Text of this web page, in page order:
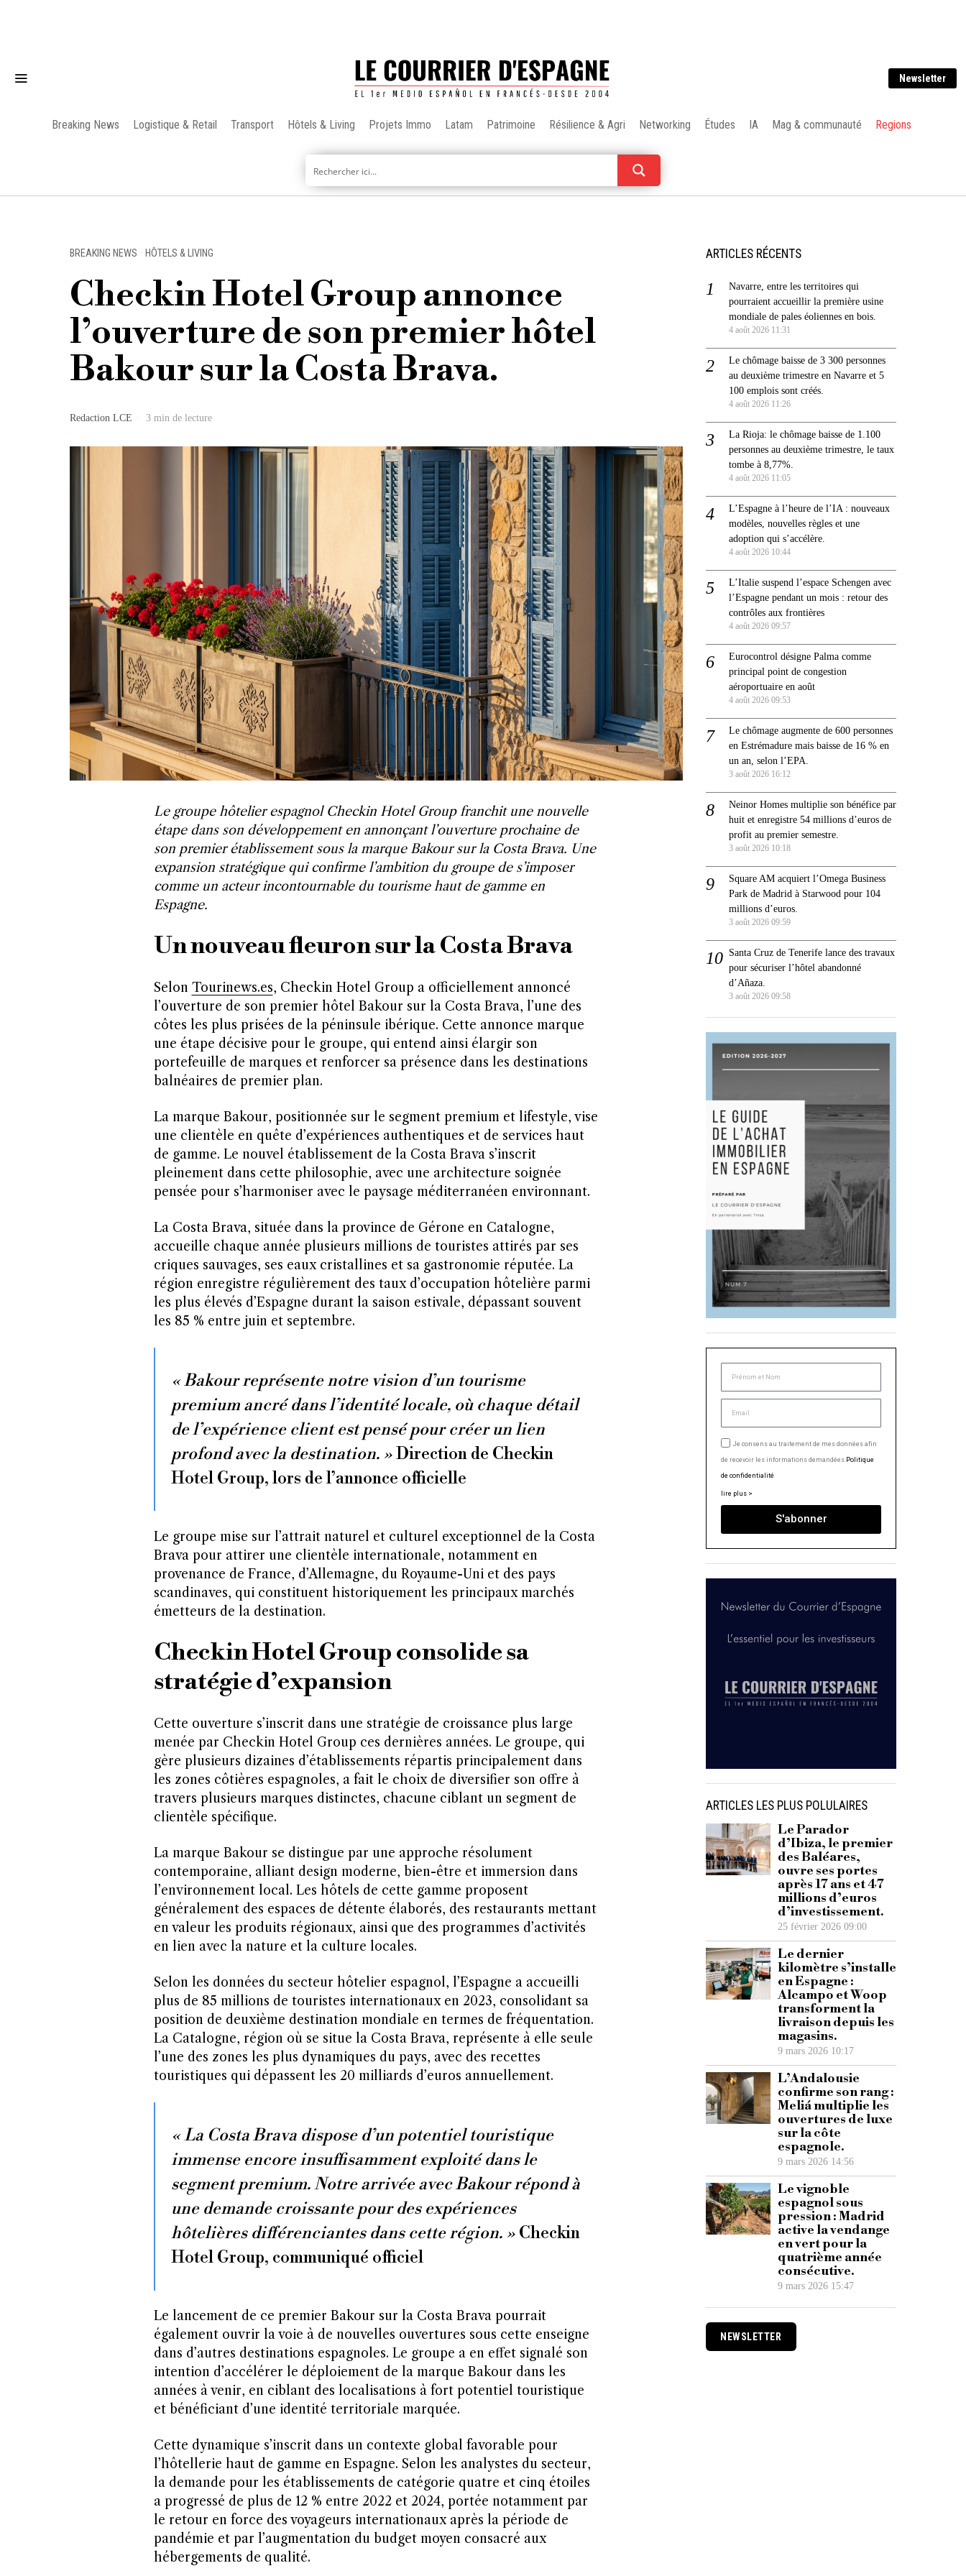
Newsletter
Breaking News Logistique & Retail Transport Hôtels & Living Projets Immo Latam Patrimoine Résilience & Agri Networking Études IA Mag & communauté Regions
BREAKING NEWS · HÔTELS & LIVING
Checkin Hotel Group annonce
l’ouverture de son premier hôtel
Bakour sur la Costa Brava.
Redaction LCE 3 min de lecture
Le groupe hôtelier espagnol Checkin Hotel Group franchit une nouvelle
étape dans son développement en annonçant l’ouverture prochaine de
son premier établissement sous la marque Bakour sur la Costa Brava. Une
expansion stratégique qui confirme l’ambition du groupe de s’imposer
comme un acteur incontournable du tourisme haut de gamme en
Espagne.
Un nouveau fleuron sur la Costa Brava
Selon Tourinews.es, Checkin Hotel Group a officiellement annoncé
l’ouverture de son premier hôtel Bakour sur la Costa Brava, l’une des
côtes les plus prisées de la péninsule ibérique. Cette annonce marque
une étape décisive pour le groupe, qui entend ainsi élargir son
portefeuille de marques et renforcer sa présence dans les destinations
balnéaires de premier plan.
La marque Bakour, positionnée sur le segment premium et lifestyle, vise
une clientèle en quête d’expériences authentiques et de services haut
de gamme. Le nouvel établissement de la Costa Brava s’inscrit
pleinement dans cette philosophie, avec une architecture soignée
pensée pour s’harmoniser avec le paysage méditerranéen environnant.
La Costa Brava, située dans la province de Gérone en Catalogne,
accueille chaque année plusieurs millions de touristes attirés par ses
criques sauvages, ses eaux cristallines et sa gastronomie réputée. La
région enregistre régulièrement des taux d’occupation hôtelière parmi
les plus élevés d’Espagne durant la saison estivale, dépassant souvent
les 85 % entre juin et septembre.
« Bakour représente notre vision d’un tourisme
premium ancré dans l’identité locale, où chaque détail
de l’expérience client est pensé pour créer un lien
profond avec la destination. »Direction de Checkin
Hotel Group, lors de l’annonce officielle
Le groupe mise sur l’attrait naturel et culturel exceptionnel de la Costa
Brava pour attirer une clientèle internationale, notamment en
provenance de France, d’Allemagne, du Royaume-Uni et des pays
scandinaves, qui constituent historiquement les principaux marchés
émetteurs de la destination.
Checkin Hotel Group consolide sa
stratégie d’expansion
Cette ouverture s’inscrit dans une stratégie de croissance plus large
menée par Checkin Hotel Group ces dernières années. Le groupe, qui
gère plusieurs dizaines d’établissements répartis principalement dans
les zones côtières espagnoles, a fait le choix de diversifier son offre à
travers plusieurs marques distinctes, chacune ciblant un segment de
clientèle spécifique.
La marque Bakour se distingue par une approche résolument
contemporaine, alliant design moderne, bien-être et immersion dans
l’environnement local. Les hôtels de cette gamme proposent
généralement des espaces de détente élaborés, des restaurants mettant
en valeur les produits régionaux, ainsi que des programmes d’activités
en lien avec la nature et la culture locales.
Selon les données du secteur hôtelier espagnol, l’Espagne a accueilli
plus de 85 millions de touristes internationaux en 2023, consolidant sa
position de deuxième destination mondiale en termes de fréquentation.
La Catalogne, région où se situe la Costa Brava, représente à elle seule
l’une des zones les plus dynamiques du pays, avec des recettes
touristiques qui dépassent les 20 milliards d’euros annuellement.
« La Costa Brava dispose d’un potentiel touristique
immense encore insuffisamment exploité dans le
segment premium. Notre arrivée avec Bakour répond à
une demande croissante pour des expériences
hôtelières différenciantes dans cette région. » Checkin
Hotel Group, communiqué officiel
Le lancement de ce premier Bakour sur la Costa Brava pourrait
également ouvrir la voie à de nouvelles ouvertures sous cette enseigne
dans d’autres destinations espagnoles. Le groupe a en effet signalé son
intention d’accélérer le déploiement de la marque Bakour dans les
années à venir, en ciblant des localisations à fort potentiel touristique
et bénéficiant d’une identité territoriale marquée.
Cette dynamique s’inscrit dans un contexte global favorable pour
l’hôtellerie haut de gamme en Espagne. Selon les analystes du secteur,
la demande pour les établissements de catégorie quatre et cinq étoiles
a progressé de plus de 12 % entre 2022 et 2024, portée notamment par
le retour en force des voyageurs internationaux après la période de
pandémie et par l’augmentation du budget moyen consacré aux
hébergements de qualité.
ARTICLES RÉCENTS
Navarre, entre les territoires qui
pourraient accueillir la première usine
mondiale de pales éoliennes en bois.
4 août 2026 11:31
Le chômage baisse de 3 300 personnes
au deuxième trimestre en Navarre et 5
100 emplois sont créés.
4 août 2026 11:26
La Rioja: le chômage baisse de 1.100
personnes au deuxième trimestre, le taux
tombe à 8,77%.
4 août 2026 11:05
L’Espagne à l’heure de l’IA : nouveaux
modèles, nouvelles règles et une
adoption qui s’accélère.
4 août 2026 10:44
L’Italie suspend l’espace Schengen avec
l’Espagne pendant un mois : retour des
contrôles aux frontières
4 août 2026 09:57
Eurocontrol désigne Palma comme
principal point de congestion
aéroportuaire en août
4 août 2026 09:53
Le chômage augmente de 600 personnes
en Estrémadure mais baisse de 16 % en
un an, selon l’EPA.
3 août 2026 16:12
Neinor Homes multiplie son bénéfice par
huit et enregistre 54 millions d’euros de
profit au premier semestre.
3 août 2026 10:18
Square AM acquiert l’Omega Business
Park de Madrid à Starwood pour 104
millions d’euros.
3 août 2026 09:59
Santa Cruz de Tenerife lance des travaux
pour sécuriser l’hôtel abandonné
d’Añaza.
3 août 2026 09:58
Je consens au traitement de mes données afin
de recevoir les informations demandées. Politique
de confidentialité
lire plus >
S'abonner
ARTICLES LES PLUS POLULAIRES
Le Parador
d’Ibiza, le premier
des Baléares,
ouvre ses portes
après 17 ans et 47
millions d’euros
d’investissement.
25 février 2026 09:00
Le dernier
kilomètre s’installe
en Espagne :
Alcampo et Woop
transforment la
livraison depuis les
magasins.
9 mars 2026 10:17
L’Andalousie
confirme son rang :
Meliá multiplie les
ouvertures de luxe
sur la côte
espagnole.
9 mars 2026 14:56
Le vignoble
espagnol sous
pression : Madrid
active la vendange
en vert pour la
quatrième année
consécutive.
9 mars 2026 15:47
NEWSLETTER